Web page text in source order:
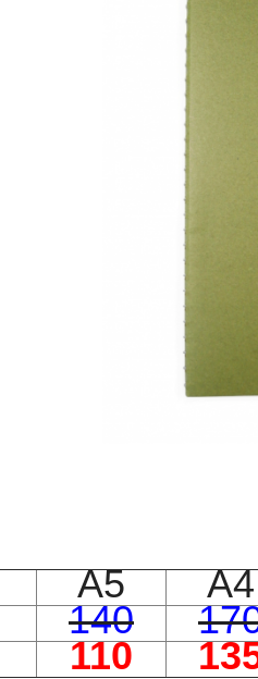
A5
A4
140
110